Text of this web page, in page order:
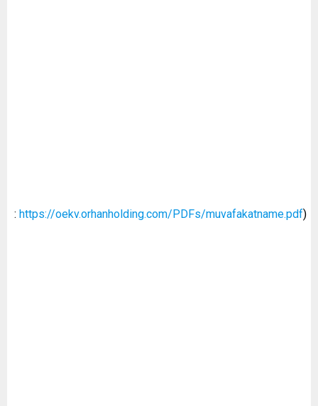
: https://oekv.orhanholding.com/PDFs/muvafakatname.pdf)